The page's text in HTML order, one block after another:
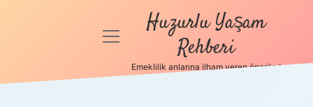
Anasayfa
menüyü
Huzurlu Yaşam
Rehberi
Emeklilik anlarına ilham veren öneriler!